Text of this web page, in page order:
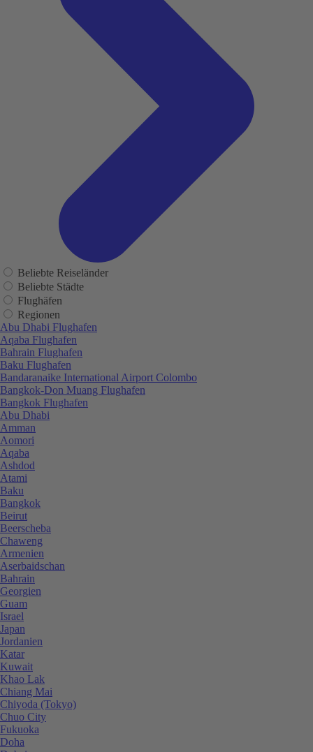
Beliebte Reiseländer
Beliebte Städte
Flughäfen
Regionen
Abu Dhabi Flughafen
Aqaba Flughafen
Bahrain Flughafen
Baku Flughafen
Bandaranaike International Airport Colombo
Bangkok-Don Muang Flughafen
Bangkok Flughafen
Abu Dhabi
Amman
Aomori
Aqaba
Ashdod
Atami
Baku
Bangkok
Beirut
Beerscheba
Chaweng
Armenien
Aserbaidschan
Bahrain
Georgien
Guam
Israel
Japan
Jordanien
Katar
Kuwait
Khao Lak
Chiang Mai
Chiyoda (Tokyo)
Chuo City
Fukuoka
Doha